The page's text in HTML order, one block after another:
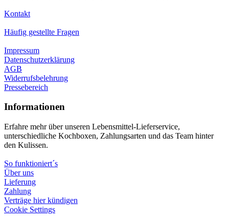
Kontakt
Häufig gestellte Fragen
Impressum
Datenschutzerklärung
AGB
Widerrufsbelehrung
Pressebereich
Informationen
Erfahre mehr über unseren Lebensmittel-Lieferservice,
unterschiedliche Kochboxen, Zahlungsarten und das Team hinter
den Kulissen.
So funktioniert´s
Über uns
Lieferung
Zahlung
Verträge hier kündigen
Cookie Settings